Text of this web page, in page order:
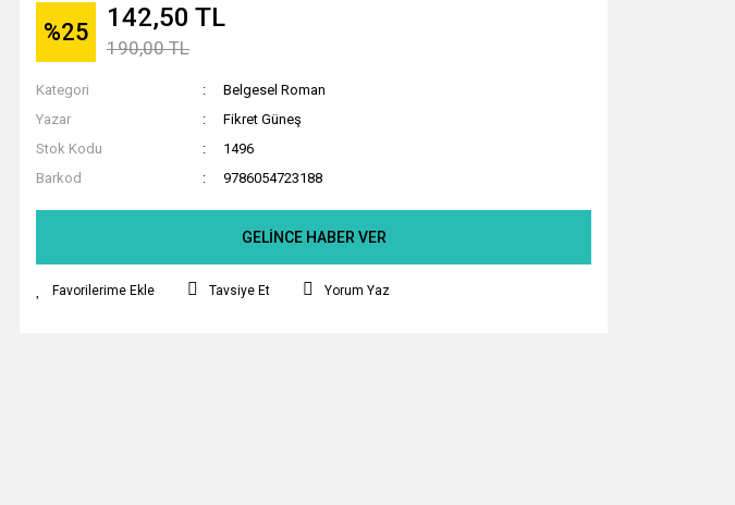
%25 142,50 TL
190,00 TL
Kategori
Belgesel Roman
Yazar
Fikret Güneş
Stok Kodu
1496
Barkod
9786054723188
GELİNCE HABER VER
Tavsiye Et Yorum Yaz